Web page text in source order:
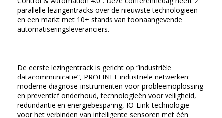
parallelle lezingentracks over de nieuwste technologieën
en een markt met 10+ stands van toonaangevende
automatiseringsleveranciers.
De eerste lezingentrack is gericht op “industriële
datacommunicatie”, PROFINET industriële netwerken:
moderne diagnose-instrumenten voor probleemoplossing
en preventief onderhoud, technologieën voor veiligheid,
redundantie en energiebesparing, IO-Link-technologie
voor het verbinden van intelligente sensoren met één